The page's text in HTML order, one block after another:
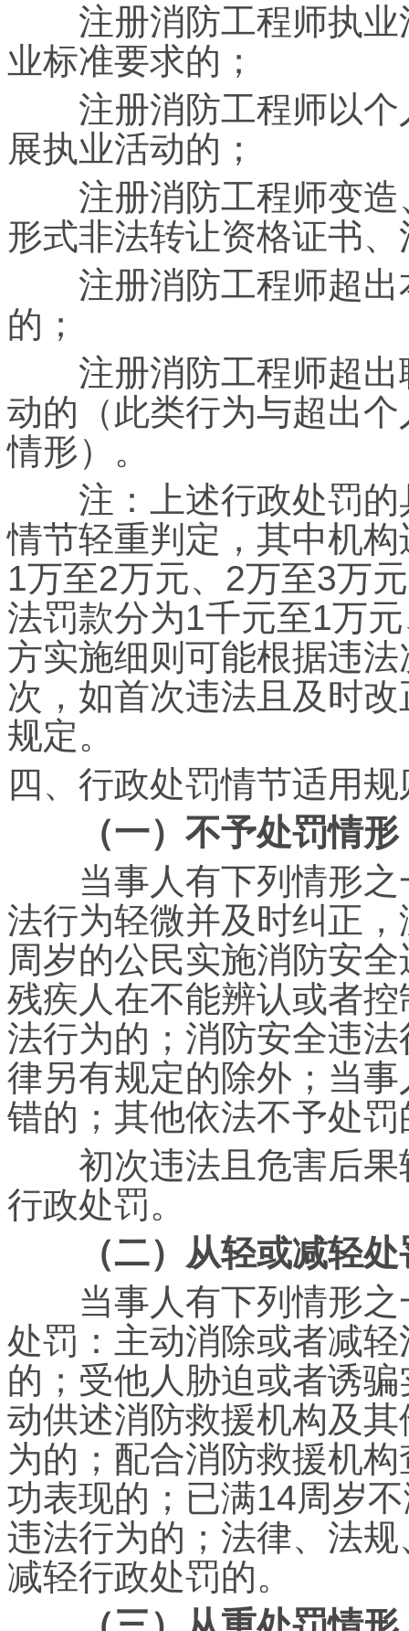
注册消防工程师执业
业标准要求的；
注册消防工程师以个
展执业活动的；
注册消防工程师变造
形式非法转让资格证书
注册消防工程师超出
的；
注册消防工程师超出
动的（此类行为与超出
情形）。
注：上述行政处罚的
情节轻重判定，其中机
1万至2万元、2万至3万
法罚款分为1千元至1万
方实施细则可能根据违
次，如首次违法且及时
规定。
四、行政处罚情节适用规
（一）不予处罚情形
当事人有下列情形之
法行为轻微并及时纠正
周岁的公民实施消防安
残疾人在不能辨认或者
法行为的；消防安全违
律另有规定的除外；当
错的；其他依法不予处
初次违法且危害后果
行政处罚。
（二）从轻或减轻
当事人有下列情形之
处罚：主动消除或者减
的；受他人胁迫或者诱
动供述消防救援机构及
为的；配合消防救援机
功表现的；已满14周岁
违法行为的；法律、法
减轻行政处罚的。